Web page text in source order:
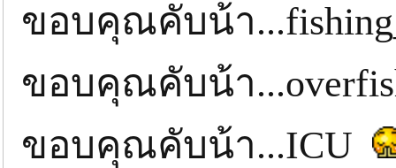
ขอบคุณคับน้า
ขอบคุณคับน้า
ขอบคุณคับน้า...ICU